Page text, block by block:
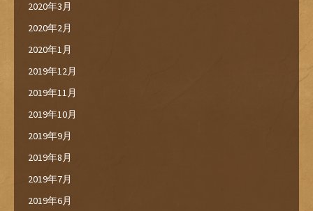
2020年3月
2020年2月
2020年1月
2019年12月
2019年11月
2019年10月
2019年9月
2019年8月
2019年7月
2019年6月